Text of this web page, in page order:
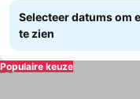
Selecteer datums om
te zien
Populaire keuze